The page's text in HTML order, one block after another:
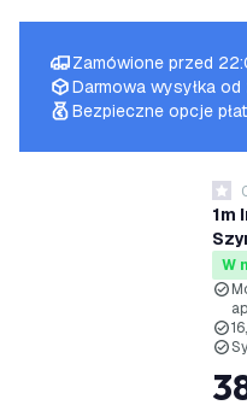
1m
0
W
Zamówione przed
Darmowa wysyłka
Bezpieczne opcje